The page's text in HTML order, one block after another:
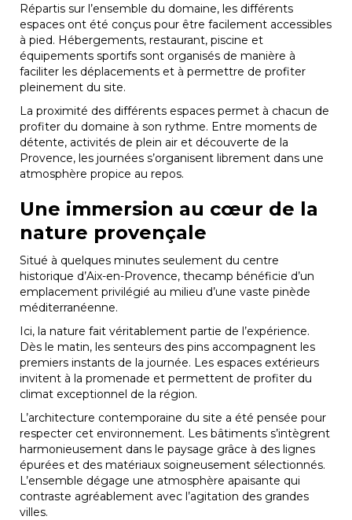
Répartis sur l’ensemble du domaine, les différents
espaces ont été conçus pour être facilement accessibles
à pied. Hébergements, restaurant, piscine et
équipements sportifs sont organisés de manière à
faciliter les déplacements et à permettre de profiter
pleinement du site.
La proximité des différents espaces permet à chacun de
profiter du domaine à son rythme. Entre moments de
détente, activités de plein air et découverte de la
Provence, les journées s’organisent librement dans une
atmosphère propice au repos.
Une immersion au cœur de la
nature provençale
Situé à quelques minutes seulement du centre
historique d’Aix-en-Provence, thecamp bénéficie d’un
emplacement privilégié au milieu d’une vaste pinède
méditerranéenne.
Ici, la nature fait véritablement partie de l’expérience.
Dès le matin, les senteurs des pins accompagnent les
premiers instants de la journée. Les espaces extérieurs
invitent à la promenade et permettent de profiter du
climat exceptionnel de la région.
L’architecture contemporaine du site a été pensée pour
respecter cet environnement. Les bâtiments s’intègrent
harmonieusement dans le paysage grâce à des lignes
épurées et des matériaux soigneusement sélectionnés.
L’ensemble dégage une atmosphère apaisante qui
contraste agréablement avec l’agitation des grandes
villes.